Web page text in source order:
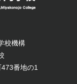
校機構
番地の1